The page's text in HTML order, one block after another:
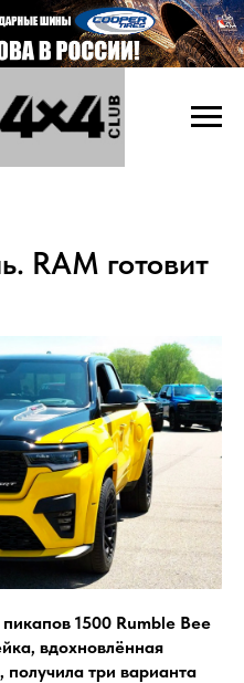
RAM готовит
1500 Rumble Bee
вдохновлённая
три варианта